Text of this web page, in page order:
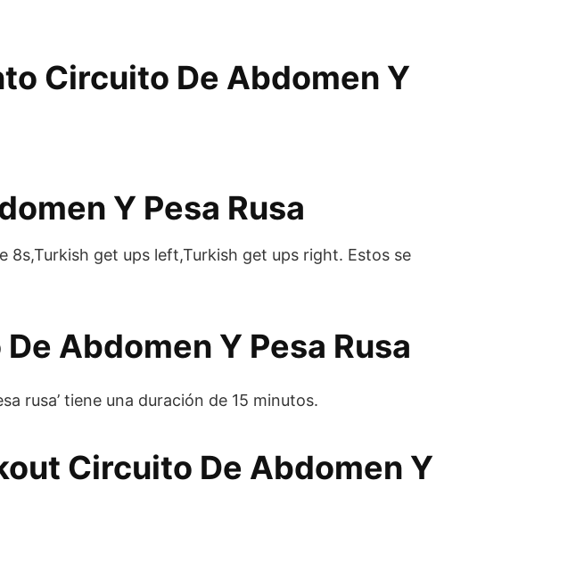
Circuito De Abdomen Y
Y Pesa Rusa
get ups left,Turkish get ups right. Estos se
Abdomen Y Pesa Rusa
rusa’ tiene una duración de 15 minutos.
Circuito De Abdomen Y